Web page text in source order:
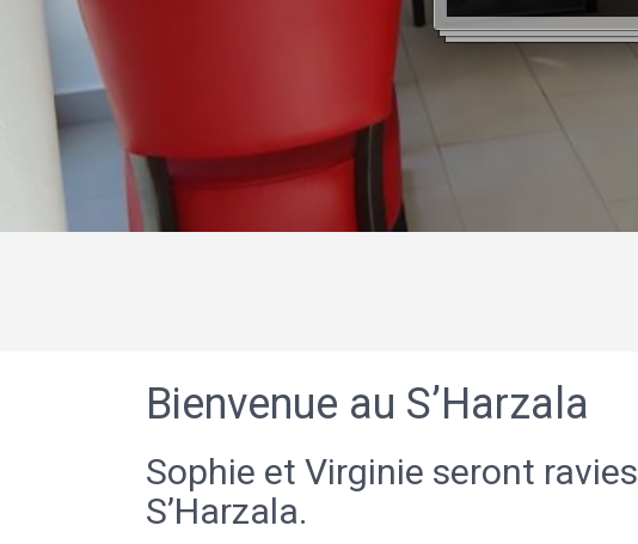
Bienvenue au S’Harzala
Sophie et Virginie seront
S’Harzala.